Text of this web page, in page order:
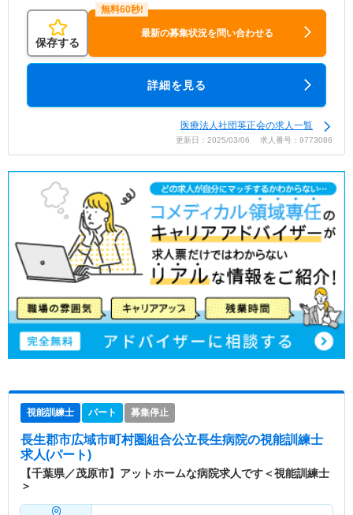
保存する
最新の募集状況を問い合わせる
詳細を見る
医療法人社団英正会の求人一覧
更新日：2025/03/06 求人番号：9773086
視能訓練士 パート 募集停止
長生郡市広域市町村圏組合公立長生病院の視能訓練士
求人(パート)
【千葉県／茂原市】アットホームな病院求人です＜視能訓練士
＞